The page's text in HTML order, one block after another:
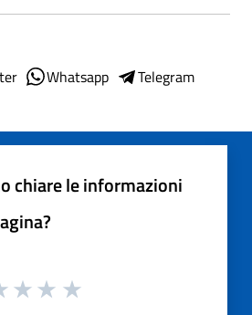
Whatsapp
Telegram
chiare le informazioni